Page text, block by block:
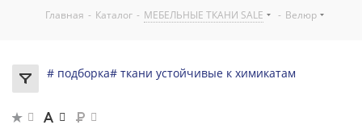
Главная - Каталог - МЕБЕЛЬНЫЕ ТКАНИ SALE - Велюр
# подборка# ткани устойчивые к химикатам